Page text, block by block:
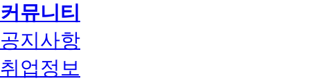
커뮤니티
공지사항
취업정보